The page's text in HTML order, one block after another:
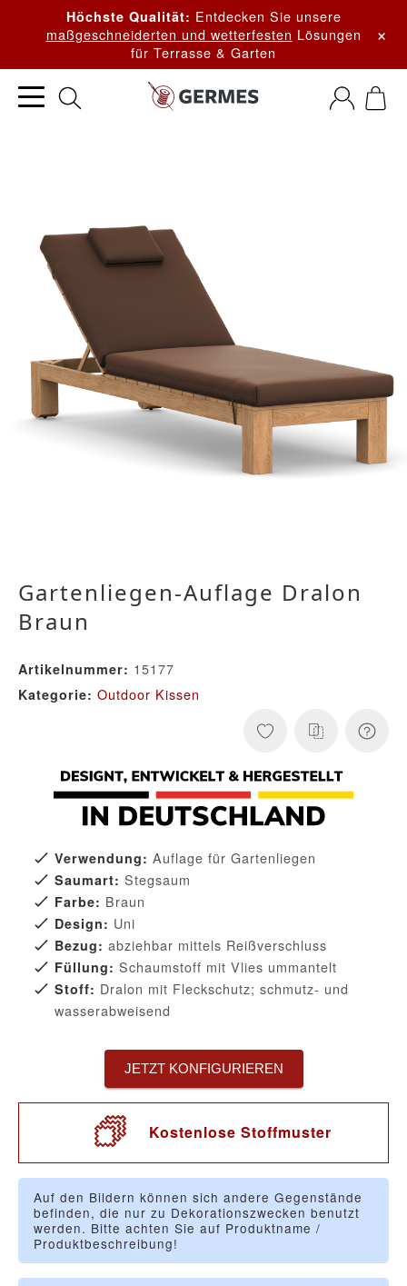
Höchste Qualität: Entdecken Sie unsere
maßgeschneiderten und wetterfesten Lösungen
für Terrasse & Garten
×
Gartenliegen-Auflage Dralon
Braun
Artikelnummer: 15177
Kategorie: Outdoor Kissen
Verwendung: Auflage für Gartenliegen
Saumart: Stegsaum
Farbe: Braun
Design: Uni
Bezug: abziehbar mittels Reißverschluss
Füllung: Schaumstoff mit Vlies ummantelt
Stoff: Dralon mit Fleckschutz; schmutz- und
wasserabweisend
JETZT KONFIGURIEREN
Kostenlose Stoffmuster
Auf den Bildern können sich andere Gegenstände
befinden, die nur zu Dekorationszwecken benutzt
werden. Bitte achten Sie auf Produktname /
Produktbeschreibung!